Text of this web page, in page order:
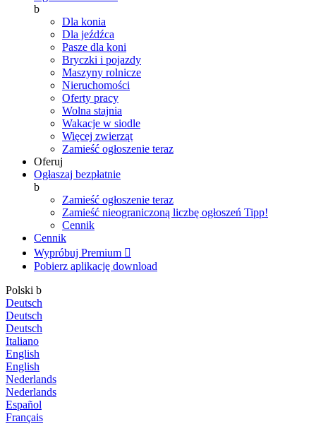
b
Dla konia
Dla jeźdźca
Pasze dla koni
Bryczki i pojazdy
Maszyny rolnicze
Nieruchomości
Oferty pracy
Wolna stajnia
Wakacje w siodle
Więcej zwierząt
Zamieść ogłoszenie teraz
Oferuj
Ogłaszaj bezpłatnie
b
Zamieść ogłoszenie teraz
Zamieść nieograniczoną liczbę ogłoszeń Tipp!
Cennik
Cennik
Wypróbuj Premium 
Pobierz aplikację download
Polski b
Deutsch
Deutsch
Deutsch
Italiano
English
English
Nederlands
Nederlands
Español
Français